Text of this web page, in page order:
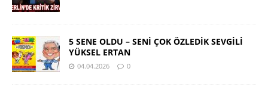
5 SENE OLDU – SENİ ÇOK ÖZLEDİK SEVGİLİ
YÜKSEL ERTAN
04.04.2026 0